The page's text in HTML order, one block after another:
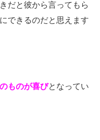
だと彼から言ってもら
できるのだと思えます
ものが喜びとなってい